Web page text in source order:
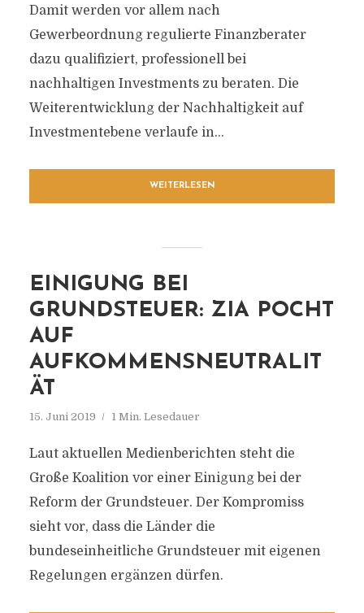
Damit werden vor allem nach
Gewerbeordnung regulierte Finanzberater
dazu qualifiziert, professionell bei
nachhaltigen Investments zu beraten. Die
Weiterentwicklung der Nachhaltigkeit auf
Investmentebene verlaufe in...
WEITERLESEN
EINIGUNG BEI
GRUNDSTEUER: ZIA POCHT
AUF
AUFKOMMENSNEUTRALIT
ÄT
15. Juni 2019 1 Min. Lesedauer
Laut aktuellen Medienberichten steht die
Große Koalition vor einer Einigung bei der
Reform der Grundsteuer. Der Kompromiss
sieht vor, dass die Länder die
bundeseinheitliche Grundsteuer mit eigenen
Regelungen ergänzen dürfen.